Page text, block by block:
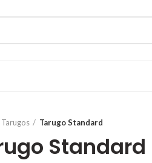
Tarugos Tarugo Standard
Standard